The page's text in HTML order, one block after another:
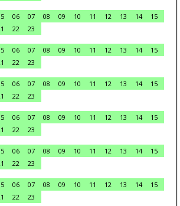
06 07 08 09 10 11 12 13 14
15
22
23
06 07 08 09 10 11 12 13 14
15
22
23
06 07 08 09 10 11 12 13 14
15
22
23
06 07 08 09 10 11 12 13 14
15
22
23
06 07 08 09 10 11 12 13 14
15
22
23
06 07 08 09 10 11 12 13 14
15
22
23